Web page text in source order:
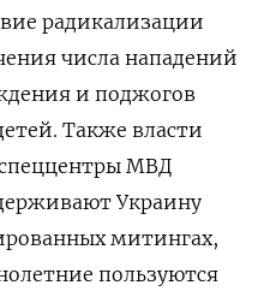
радикализации
числа нападений
и поджогов
Также власти
МВД
Украину
митингах,
пользуются